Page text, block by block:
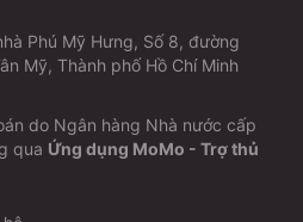
Phú Mỹ Hưng, Số 8, đường
Mỹ, Thành phố Hồ Chí Minh
do Ngân hàng Nhà nước cấp
qua Ứng dụng MoMo - Trợ thủ